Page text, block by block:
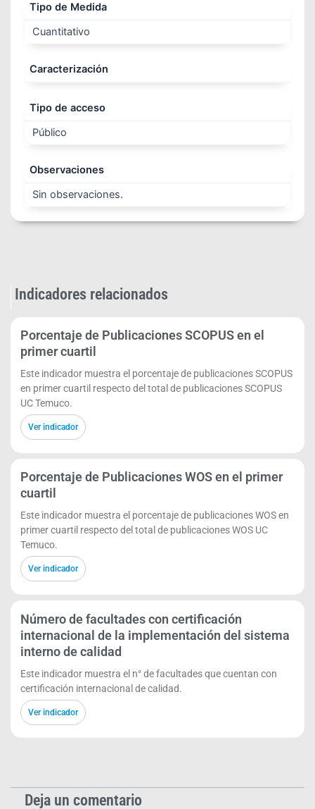
Tipo de Medida
Cuantitativo
Caracterización
Tipo de acceso
Público
Observaciones
Sin observaciones.
Indicadores relacionados
Porcentaje de Publicaciones SCOPUS en el
primer cuartil
Este indicador muestra el porcentaje de publicaciones SCOPUS
en primer cuartil respecto del total de publicaciones SCOPUS
UC Temuco.
Ver indicador
Porcentaje de Publicaciones WOS en el primer
cuartil
Este indicador muestra el porcentaje de publicaciones WOS en
primer cuartil respecto del total de publicaciones WOS UC
Temuco.
Ver indicador
Número de facultades con certificación
internacional de la implementación del sistema
interno de calidad
Este indicador muestra el n° de facultades que cuentan con
certificación internacional de calidad.
Ver indicador
Deja un comentario